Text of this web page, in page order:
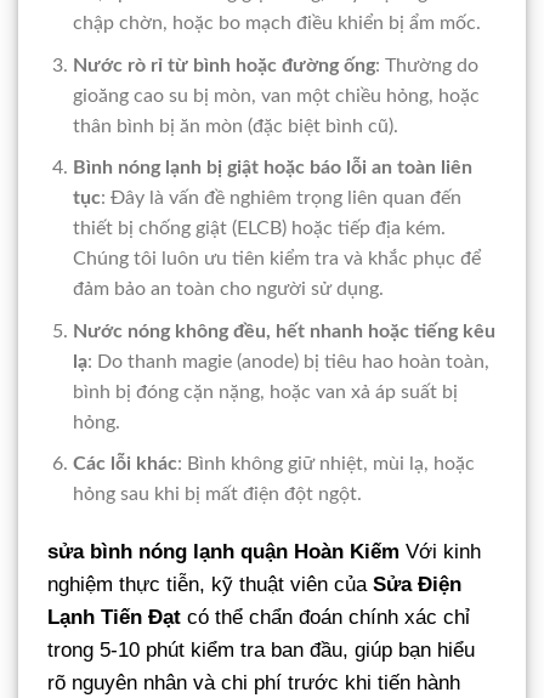
chập chờn, hoặc bo mạch điều khiển bị ẩm mốc.
Nước rò rỉ từ bình hoặc đường ống: Thường do
gioăng cao su bị mòn, van một chiều hỏng, hoặc
thân bình bị ăn mòn (đặc biệt bình cũ).
Bình nóng lạnh bị giật hoặc báo lỗi an toàn liên
tục: Đây là vấn đề nghiêm trọng liên quan đến
thiết bị chống giật (ELCB) hoặc tiếp địa kém.
Chúng tôi luôn ưu tiên kiểm tra và khắc phục để
đảm bảo an toàn cho người sử dụng.
Nước nóng không đều, hết nhanh hoặc tiếng kêu
lạ: Do thanh magie (anode) bị tiêu hao hoàn toàn,
bình bị đóng cặn nặng, hoặc van xả áp suất bị
hỏng.
Các lỗi khác: Bình không giữ nhiệt, mùi lạ, hoặc
hỏng sau khi bị mất điện đột ngột.
sửa bình nóng lạnh quận Hoàn Kiếm Với kinh
nghiệm thực tiễn, kỹ thuật viên của Sửa Điện
Lạnh Tiến Đạt có thể chẩn đoán chính xác chỉ
trong 5-10 phút kiểm tra ban đầu, giúp bạn hiểu
rõ nguyên nhân và chi phí trước khi tiến hành